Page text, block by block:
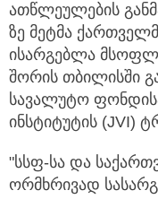
ათწლეულების
ზე მეტმა
ისარგებლა
შორის თბილისში
სავალუტო
ინსტიტუტის (JVI)
"სსფ-სა და
ორმხრივად